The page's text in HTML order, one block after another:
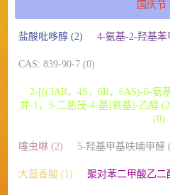
国庆节
盐酸吡哆醇 (2) 4-氨基-2-羟基苯
CAS: 839-90-7 (0)
2-[[(3AR，4S，6R，6AS)-6-氨
并-1，3-二恶茂-4-基]氧基]-乙醇
(0)
噻虫啉 (2) 5-羟基甲基呋喃甲醛
大茴香酸 (1) 聚对苯二甲酸乙二